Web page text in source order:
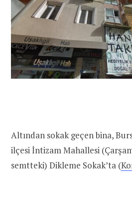
Altından sokak geçen bina,
ilçesi İntizam Mahallesi
semtteki) Dikleme Sokak’ta (